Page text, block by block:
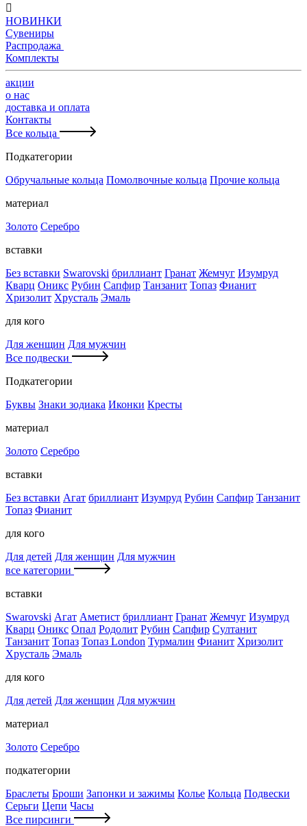

НОВИНКИ
Сувениры
Распродажа
Комплекты
акции
о нас
доставка и оплата
Контакты
Все кольца
Подкатегории
Обручальные кольца Помолвочные кольца Прочие кольца
материал
Золото Серебро
вставки
Без вставки Swarovski бриллиант Гранат Жемчуг Изумруд
Кварц Оникс Рубин Сапфир Танзанит Топаз Фианит
Хризолит Хрусталь Эмаль
для кого
Для женщин Для мужчин
Все подвески
Подкатегории
Буквы Знаки зодиака Иконки Кресты
материал
Золото Серебро
вставки
Без вставки Агат бриллиант Изумруд Рубин Сапфир Танзанит
Топаз Фианит
для кого
Для детей Для женщин Для мужчин
все категории
вставки
Swarovski Агат Аметист бриллиант Гранат Жемчуг Изумруд
Кварц Оникс Опал Родолит Рубин Сапфир Султанит
Танзанит Топаз Топаз London Турмалин Фианит Хризолит
Хрусталь Эмаль
для кого
Для детей Для женщин Для мужчин
материал
Золото Серебро
подкатегории
Браслеты Броши Запонки и зажимы Колье Кольца Подвески
Серьги Цепи Часы
Все пирсинги